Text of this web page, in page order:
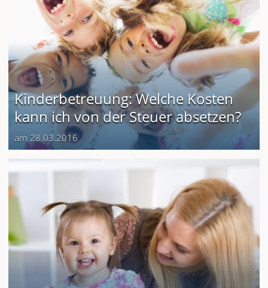
Kinderbetreuung: Welche Kosten
kann ich von der Steuer absetzen?
am 28.03.2016